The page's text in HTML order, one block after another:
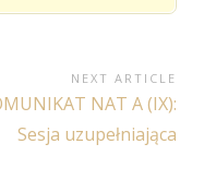
NEXT ARTICLE
NAT A (IX):
Sesja uzupełniająca